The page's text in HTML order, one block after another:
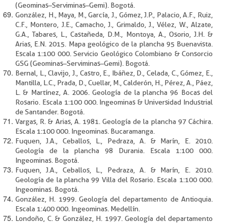
(Geominas–Serviminas–Gemi). Bogotá.
González, H., Maya, M., García, J., Gómez, J.P., Palacio, A.F., Ruiz,
C.F., Montero, J.E., Camacho, J., Grimaldo, J., Vélez, W., Alzate,
G.A., Tabares, L., Castañeda, D.M., Montoya, A., Osorio, J.H. &
Arias, E.N. 2015. Mapa geológico de la plancha 95 Buenavista.
Escala 1:100 000. Servicio Geológico Colombiano & Consorcio
GSG (Geominas–Serviminas–Gemi). Bogotá.
Bernal, L., Clavijo, J., Castro, E., Ibáñez, D., Celada, C., Gómez, E.,
Mantilla, L.C., Prada, D., Cuellar, M., Calderón, H., Pérez, A., Páez,
L. & Martínez, A. 2006. Geología de la plancha 96 Bocas del
Rosario. Escala 1:100 000. Ingeominas & Universidad Industrial
de Santander. Bogotá.
Vargas, R. & Arias, A. 1981. Geología de la plancha 97 Cáchira.
Escala 1:100 000. Ingeominas. Bucaramanga.
Fuquen, J.A., Ceballos, L., Pedraza, A. & Marín, E. 2010.
Geología de la plancha 98 Durania. Escala 1:100 000.
Ingeominas. Bogotá.
Fuquen, J.A., Ceballos, L., Pedraza, A. & Marín, E. 2010.
Geología de la plancha 99 Villa del Rosario. Escala 1:100 000.
Ingeominas. Bogotá.
González, H. 1999. Geología del departamento de Antioquia.
Escala 1:400 000. Ingeominas. Medellín.
Londoño, C. & González, H. 1997. Geología del departamento